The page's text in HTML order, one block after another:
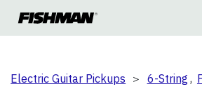
Electric Guitar Pickups ＞ 6-String ,